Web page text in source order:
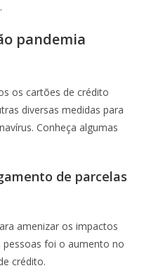
pandemia
os cartões de crédito
diversas medidas para
Conheça algumas
de parcelas
amenizar os impactos
pessoas foi o aumento no
crédito.